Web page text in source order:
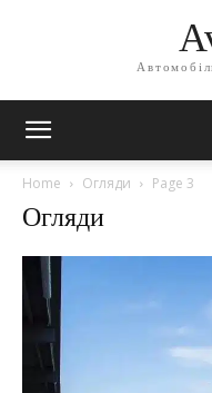
Home Огляди Page 3
Огляди